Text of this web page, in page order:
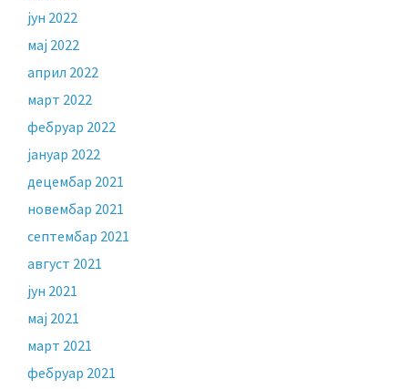
јун 2022
мај 2022
април 2022
март 2022
фебруар 2022
јануар 2022
децембар 2021
новембар 2021
септембар 2021
август 2021
јун 2021
мај 2021
март 2021
фебруар 2021